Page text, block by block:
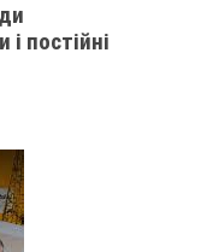
постійні